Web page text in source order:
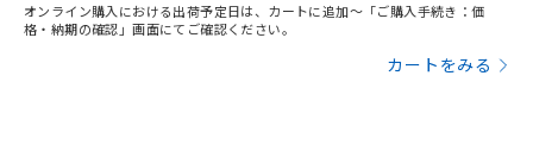
オンライン購入における出荷予定日は、カートに追加～「ご購入手続き：価
格・納期の確認」画面にてご確認ください。
カートをみる